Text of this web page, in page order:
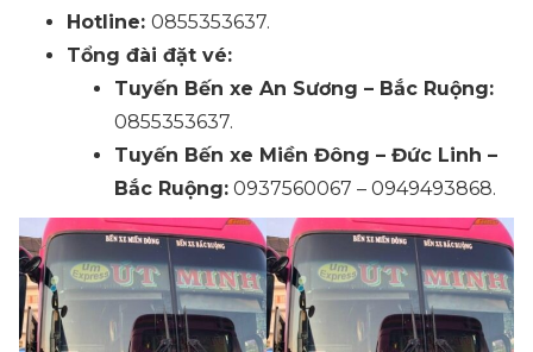
Hotline: 0855353637.
Tổng đài đặt vé:
Tuyến Bến xe An Sương – Bắc Ruộng:
0855353637.
Tuyến Bến xe Miền Đông – Đức Linh –
Bắc Ruộng: 0937560067 – 0949493868.